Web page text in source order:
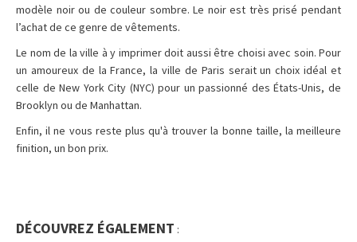
modèle noir ou de couleur sombre. Le noir est très prisé pendant
l’achat de ce genre de vêtements.
Le nom de la ville à y imprimer doit aussi être choisi avec soin. Pour
un amoureux de la France, la ville de Paris serait un choix idéal et
celle de New York City (NYC) pour un passionné des États-Unis, de
Brooklyn ou de Manhattan.
Enfin, il ne vous reste plus qu'à trouver la bonne taille, la meilleure
finition, un bon prix.
DÉCOUVREZ ÉGALEMENT :